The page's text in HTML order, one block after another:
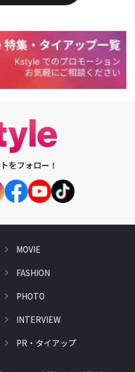
をフォロー！
MOVIE
FASHION
PHOTO
INTERVIEW
PR・タイアップ